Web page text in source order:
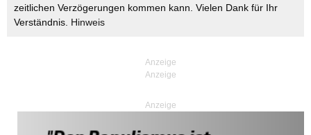
zeitlichen Verzögerungen kommen kann. Vielen Dank für Ihr
Verständnis. Hinweis
Anzeige